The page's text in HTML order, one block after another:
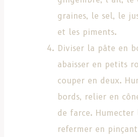
graines, le sel, le
et les piments.
Diviser la pâte en
abaisser en petits
couper en deux.
bords, relier en
de farce. Humecter
refermer en